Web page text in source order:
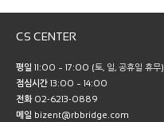
CS CENTER
평일 11:00 ~ 17:00 (토, 일, 공휴일 휴무)
점심시간 13:00 ~ 14:00
전화02-6213-0889
메일 bizent@rbbridge.com